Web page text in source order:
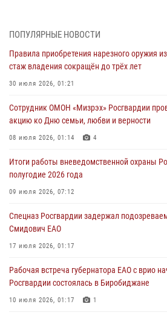
В Росгвардии вспоминают российских
01 августа 2026, 10:19
Внесены изменения в правила проведения
31 июля 2026, 01:48
Правила приобретения нарезного оружия
30 июля 2026, 01:21
Росгвардейцы задержали гражданина за
29 июля 2026, 01:05
ПОПУЛЯРНЫЕ НОВОСТИ
Правила приобретения нарезного оружия
стаж владения сокращён до трёх лет
30 июля 2026, 01:21
Сотрудник ОМОН «Мизрэх» Росгвардии
акцию ко Дню семьи, любви и верности
08 июля 2026, 01:14 4
Итоги работы вневедомственной охраны
полугодие 2026 года
09 июля 2026, 07:12
Спецназ Росгвардии задержал
Смидович ЕАО
17 июля 2026, 01:17
Рабочая встреча губернатора ЕАО с врио
Росгвардии состоялась в Биробиджане
10 июля 2026, 01:17 1